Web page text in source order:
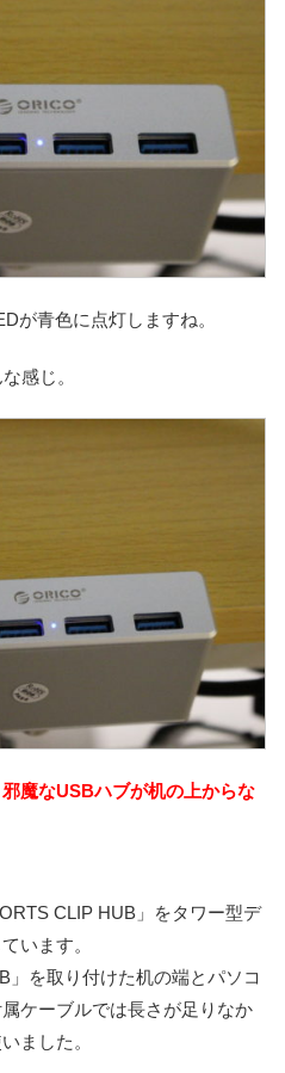
が青色に点灯しますね。
感じ。
魔なUSBハブが机の上からな
CLIP HUB」をタワー型デ
います。
」を取り付けた机の端とパソコ
ケーブルでは長さが足りなか
ました。